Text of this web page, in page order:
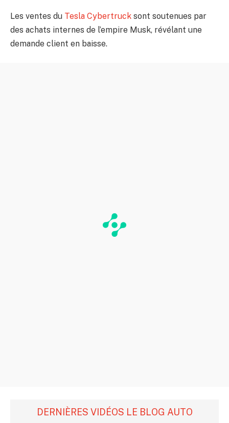
Les ventes du Tesla Cybertruck sont soutenues par
des achats internes de l’empire Musk, révélant une
demande client en baisse.
DERNIÈRES VIDÉOS LE BLOG AUTO